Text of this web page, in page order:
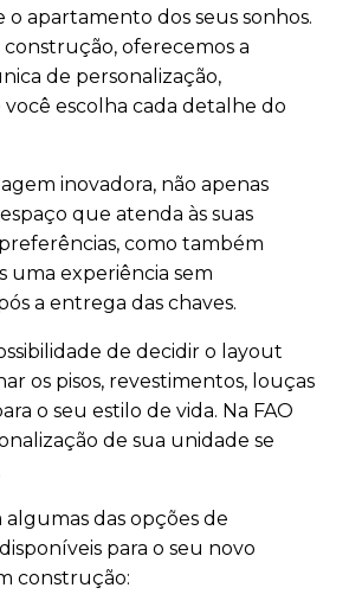
apartamento dos seus sonhos.
construção, oferecemos a
de personalização,
escolha cada detalhe do
inovadora, não apenas
que atenda às suas
como também
uma experiência sem
a entrega das chaves.
de decidir o layout
os pisos, revestimentos, louças
o seu estilo de vida. Na FAO
de sua unidade se
algumas das opções de
para o seu novo
construção: